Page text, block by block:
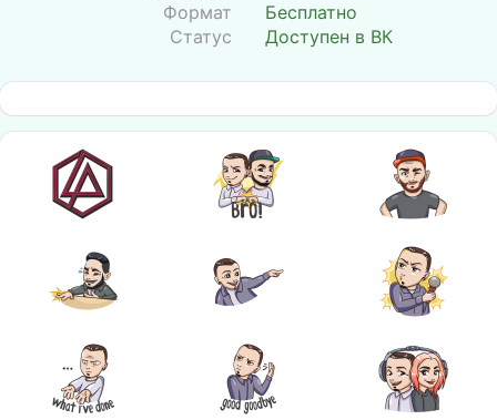
Формат
Бесплатно
Статус
Доступен в ВК